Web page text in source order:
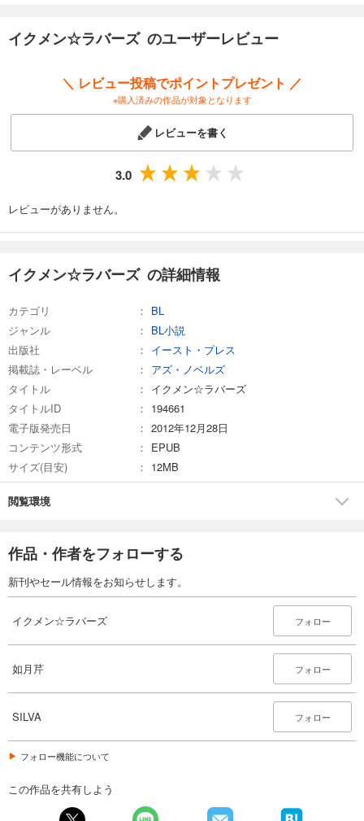
イクメン☆ラバーズ のユーザーレビュー
＼ レビュー投稿でポイントプレゼント ／
※購入済みの作品が対象となります
レビューを書く
3.0
レビューがありません。
イクメン☆ラバーズ の詳細情報
カテゴリ
BL
ジャンル
BL小説
出版社
イースト・プレス
掲載誌・レーベル
アズ・ノベルズ
タイトル
イクメン☆ラバーズ
タイトルID
194661
電子版発売日
2012年12月28日
コンテンツ形式
EPUB
サイズ(目安)
12MB
閲覧環境
作品・作者をフォローする
新刊やセール情報をお知らせします。
イクメン☆ラバーズ フォロー
如月芹 フォロー
SILVA フォロー
フォロー機能について
この作品を共有しよう